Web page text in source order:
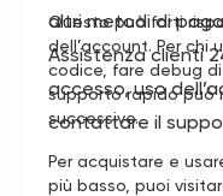
altri metodi di
Assistenza clienti
accesso, uso
contattare il
Questo può farti
dell’account. Per chi
codice, fare debug
supporto rapido può
successive.
Per acquistare e
più basso, puoi